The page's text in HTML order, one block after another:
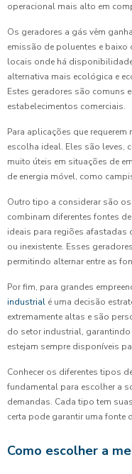
operacional mais alto em
Os geradores a gás vêm
emissão de poluentes e
locais onde há
alternativa mais ecológica e
Estes geradores são comuns
estabelecimentos comerciais.
Para aplicações que
escolha ideal. Eles são leves,
muito úteis em situações de
de energia móvel, como
Outro tipo a considerar são
combinam diferentes fontes
ideais para regiões afastadas
ou inexistente. Esses
permitindo alternar entre as
Por fim, para grandes
industrial é uma decisão
extremamente altas e são
do setor industrial,
estejam sempre disponíveis
Conhecer os diferentes tipos
fundamental para escolher a
demandas. Cada tipo tem
certa pode garantir uma fonte
Como escolher a